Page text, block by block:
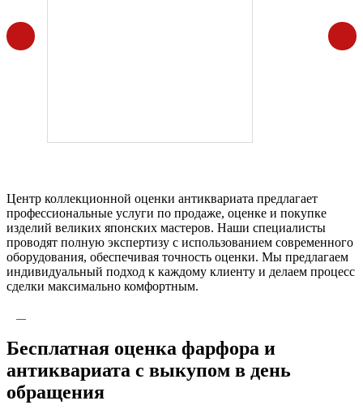
Центр коллекционной оценки антиквариата предлагает
профессиональные услуги по продаже, оценке и покупке
изделий великих японских мастеров. Наши специалисты
проводят полную экспертизу с использованием современного
оборудования, обеспечивая точность оценки. Мы предлагаем
индивидуальный подход к каждому клиенту и делаем процесс
сделки максимально комфортным.
Бесплатная оценка фарфора и
антиквариата с выкупом в день
обращения